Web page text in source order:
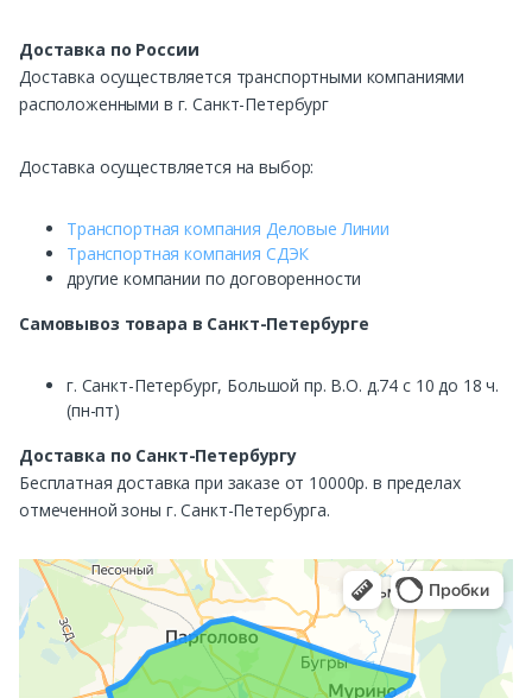
Доставка по России
Доставка осуществляется транспортными компаниями
расположенными в г. Санкт-Петербург
Доставка осуществляется на выбор:
Транспортная компания Деловые Линии
Транспортная компания СДЭК
другие компании по договоренности
Самовывоз товара в Санкт-Петербурге
г. Санкт-Петербург, Большой пр. В.О. д.74 с 10 до 18 ч.
(пн-пт)
Доставка по Санкт-Петербургу
Бесплатная доставка при заказе от 10000р. в пределах
отмеченной зоны г. Санкт-Петербурга.